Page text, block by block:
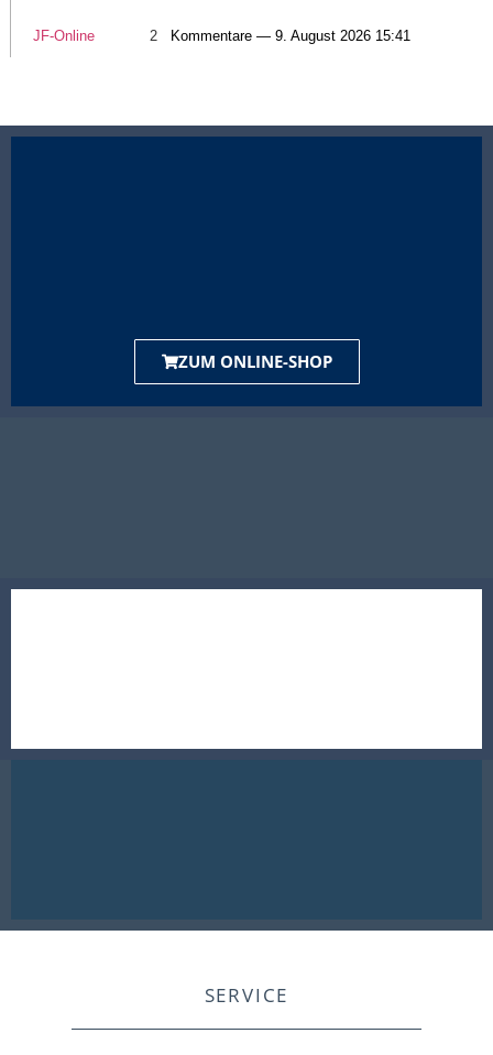
JF-Online 2 Kommentare — 9. August 2026 15:41
ZUM ONLINE-SHOP
SERVICE